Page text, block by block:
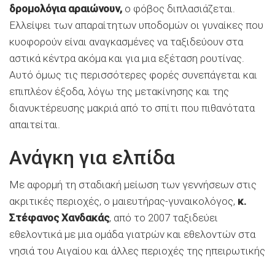
δρομολόγια αραιώνουν, ο φόβος διπλασιάζεται.
Ελλείψει των απαραίτητων υποδομών οι γυναίκες που
κυοφορούν είναι αναγκασμένες να ταξιδεύουν στα
αστικά κέντρα ακόμα και για μια εξέταση ρουτίνας.
Αυτό όμως τις περισσότερες φορές συνεπάγεται και
επιπλέον έξοδα, λόγω της μετακίνησης και της
διανυκτέρευσης μακριά από το σπίτι που πιθανότατα
απαιτείται.
Ανάγκη για ελπίδα
Με αφορμή τη σταδιακή μείωση των γεννήσεων στις
ακριτικές περιοχές, ο μαιευτήρας-γυναικολόγος, κ.
Στέφανος Χανδακάς, από το 2007 ταξιδεύει
εθελοντικά με μια ομάδα γιατρών και εθελοντών στα
νησιά του Αιγαίου και άλλες περιοχές της ηπειρωτικής